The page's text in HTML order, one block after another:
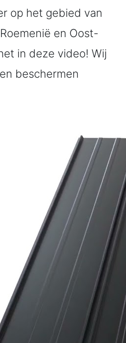
op het gebied van
en Oost-
in deze video! Wij
beschermen